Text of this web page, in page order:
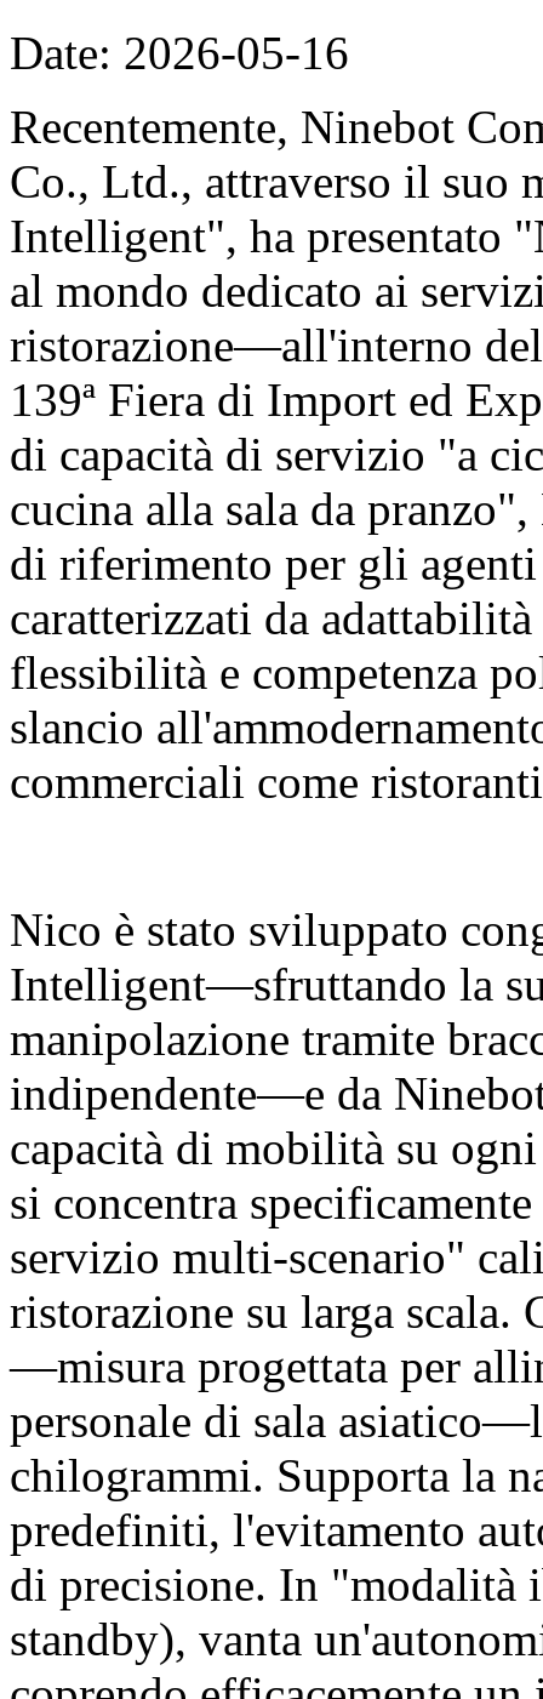
Date: 2026-05-16
Recentemente, Ninebot
Co., Ltd., attraverso il suo
Intelligent", ha
al mondo dedicato ai
ristorazione—all'interno
139ª Fiera di Import ed
di capacità di servizio "a
cucina alla sala da
di riferimento per gli
caratterizzati da
flessibilità e competenza
slancio
commerciali come
Nico è stato sviluppato
Intelligent—sfruttando la
manipolazione tramite
indipendente—e da
capacità di mobilità su
si concentra
servizio multi-scenario"
ristorazione su larga scala.
—misura progettata per
personale di sala
chilogrammi. Supporta la
predefiniti, l'evitamento
di precisione. In "modalità
standby), vanta